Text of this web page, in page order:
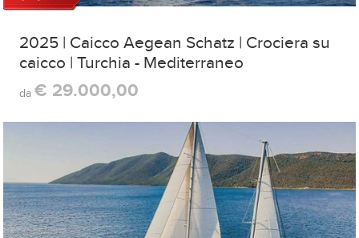
2025 | Caicco Aegean Schatz | Crociera su
caicco | Turchia - Mediterraneo
da€ 29.000,00